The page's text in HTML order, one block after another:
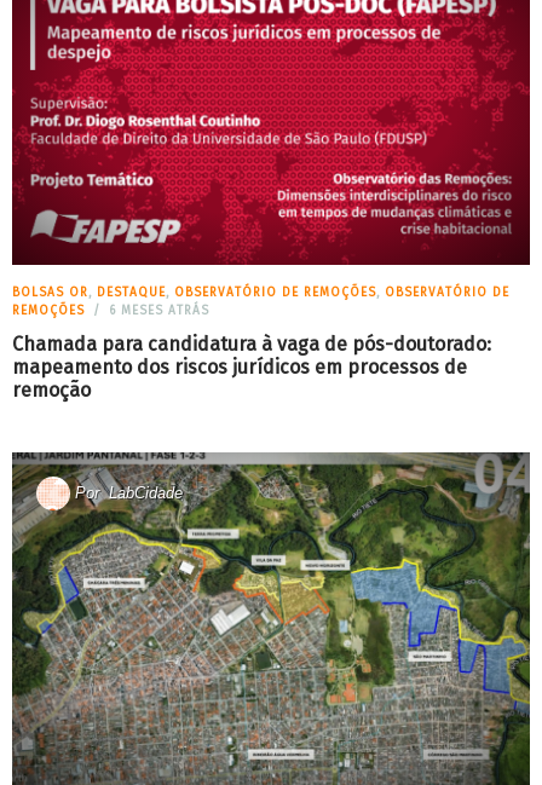
BOLSAS OR, DESTAQUE, OBSERVATÓRIO DE REMOÇÕES, OBSERVATÓRIO DE
REMOÇÕES
6 MESES ATRÁS
Chamada para candidatura à vaga de pós-doutorado:
mapeamento dos riscos jurídicos em processos de
remoção
PorLabCidade